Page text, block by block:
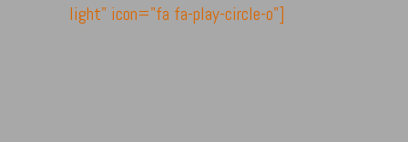
light" icon="fa fa-play-circle-o"]